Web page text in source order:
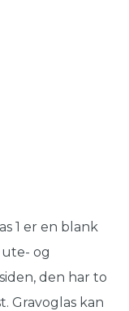
1 er en blank
og
den har to
Gravoglas kan